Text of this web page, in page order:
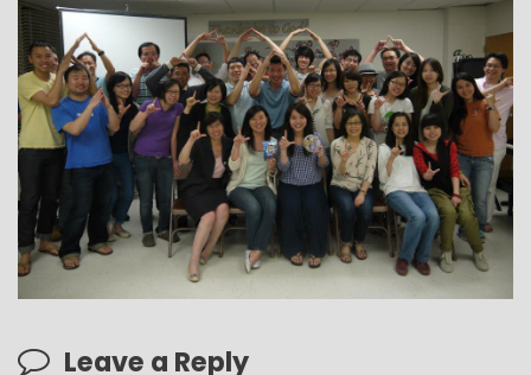
Leave a Reply